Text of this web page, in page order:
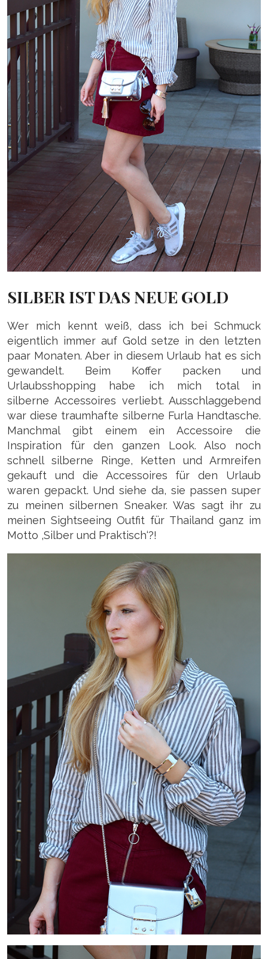
SILBER IST DAS NEUE GOLD
Wer mich kennt weiß, dass ich bei Schmuck
eigentlich immer auf Gold setze in den letzten
paar Monaten. Aber in diesem Urlaub hat es sich
gewandelt. Beim Koffer packen und
Urlaubsshopping habe ich mich total in
silberne Accessoires verliebt. Ausschlaggebend
war diese traumhafte silberne Furla Handtasche.
Manchmal gibt einem ein Accessoire die
Inspiration für den ganzen Look. Also noch
schnell silberne Ringe, Ketten und Armreifen
gekauft und die Accessoires für den Urlaub
waren gepackt. Und siehe da, sie passen super
zu meinen silbernen Sneaker. Was sagt ihr zu
meinen Sightseeing Outfit für Thailand ganz im
Motto ‚Silber und Praktisch‘?!